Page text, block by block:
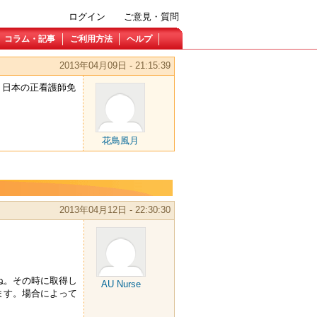
ご意見・質問
ログイン
コラム・記事 ご利用方法 ヘルプ
2013年04月09日 - 21:15:39
本の正看護師免
花鳥風月
2013年04月12日 - 22:30:30
その時に取得し
。場合によって
AU Nurse